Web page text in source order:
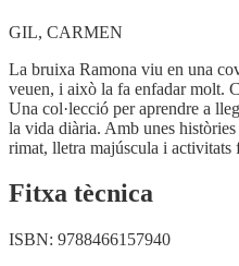
GIL, CARMEN
La bruixa Ramona viu en una
veuen, i això la fa enfadar molt.
Una col·lecció per aprendre a
la vida diària. Amb unes
rimat, lletra majúscula i activitats
Fitxa tècnica
ISBN: 9788466157940